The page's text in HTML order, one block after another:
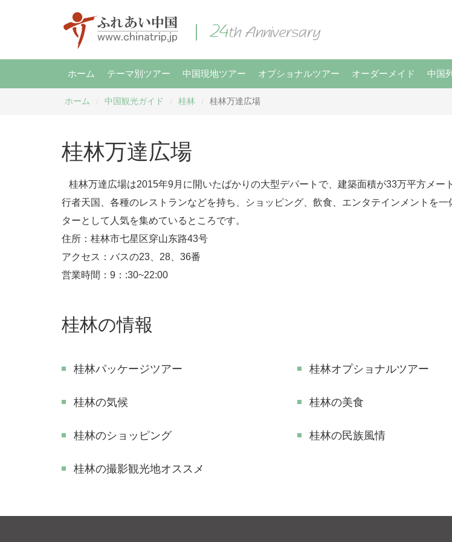
ホーム テーマ別ツアー 中国現地ツアー オプショナルツアー オーダーメイド 中国
ホーム 中国観光ガイド 桂林 桂林万達広場
桂林万達広場
桂林万達広場は2015年9月に開いたばかりの大型デパートで、建築面積が33万平方メ
行者天国、各種のレストランなどを持ち、ショッピング、飲食、エンタテインメントを
ターとして人気を集めているところです。
住所：桂林市七星区穿山东路43号
アクセス：バスの23、28、36番
営業時間：9：:30~22:00
桂林の情報
桂林パッケージツアー 桂林オプショナルツアー
桂林の気候 桂林の美食
桂林のショッピング 桂林の民族風情
​桂林の撮影観光地オススメ